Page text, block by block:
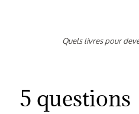
Quels livres pour
5 questions